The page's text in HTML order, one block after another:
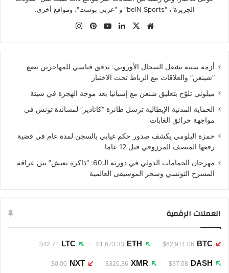
الجزيرة"، "beIN Sports" و "عربي بوست"، ومواقع أخرى.
موقع
‫X لينكدإن‫YouTubeبينتيريست
أزمة سبتة تشعل السجال الأوروبي: تدفق قياسي للمهاجرين يضع
“شينغن” والعلاقات مع الرباط تحت الاختبار
ميلوني تلوّح بتعليق شنغن مع إسبانيا بعد موجة الهجرة في سبتة
الحماية المدنية الإيطالية ترسل طائرة “كانادير” لمساندة تونس في
مواجهة حرائق الغابات
حمزة البلومي يكشف صدور حكم غيابي بالسجن لمدة عام في قضية
رفعها المنصف المرزوقي قبل 12 عاما
مهرجان الحمامات الدولي في دورته الـ60: “ذاكرة تعيش” بين عراقة
المسرح التونسي وسحر الموسيقى العالمية
العملات الرقمية
BTC
$62,911.06
ETH
$1,673.33
LTC
$42.71
DASH
$37.08
XMR
$326.36
NXT
$0.00